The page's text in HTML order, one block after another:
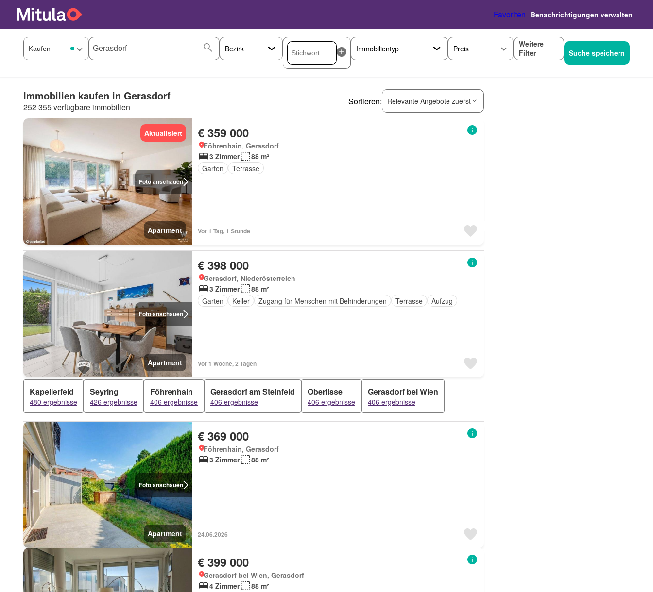
Favoriten Benachrichtigungen verwalten
Preis
Weitere
Filter
Suche speichern
Immobilien kaufen in Gerasdorf
252 355 verfügbare immobilien
Sortieren: Relevante Angebote zuerst
Foto anschauen
Aktualisiert
Apartment
€ 359 000
Föhrenhain, Gerasdorf
3 Zimmer
88 m²
Garten
Terrasse
Vor 1 Tag, 1 Stunde
Foto anschauen
Apartment
€ 398 000
Gerasdorf, Niederösterreich
3 Zimmer
88 m²
Garten
Keller Zugang für Menschen mit Behinderungen Terrasse Aufzug
Vor 1 Woche, 2 Tagen
Kapellerfeld
480 ergebnisse
Seyring
426 ergebnisse
Föhrenhain
406 ergebnisse
Gerasdorf am Steinfeld
406 ergebnisse
Oberlisse
406 ergebnisse
Gerasdorf bei Wien
406 ergebnisse
Foto anschauen
Apartment
€ 369 000
Föhrenhain, Gerasdorf
3 Zimmer
88 m²
24.06.2026
€ 399 000
Gerasdorf bei Wien, Gerasdorf
4 Zimmer
88 m²